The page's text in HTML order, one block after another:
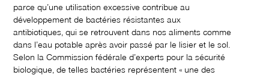
parce qu’une utilisation excessive contribue au
développement de bactéries résistantes aux
antibiotiques, qui se retrouvent dans nos aliments comme
dans l’eau potable après avoir passé par le lisier et le sol.
Selon la Commission fédérale d’experts pour la sécurité
biologique, de telles bactéries représentent « une des